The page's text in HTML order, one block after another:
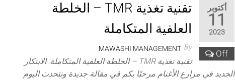
أكتوبر
11
2023
Off
تقنية تغذية TMR – الخلطة
العلفية المتكاملة
By
MAWASHI MANAGEMENT
تقنية تغذية TMR – الخلطة العلفية المتكاملة: الابتكار
الجديد في مزارع الأغنام مرحبًا بكم في مقالة جديدة ونتحدث اليوم